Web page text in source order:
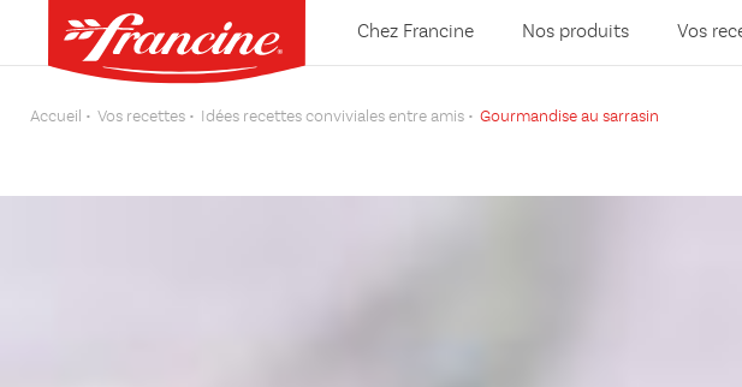
Chez Francine Nos produits Vos
Accueil Vos recettes Idées recettes conviviales entre amis Gourmandise au sarrasin